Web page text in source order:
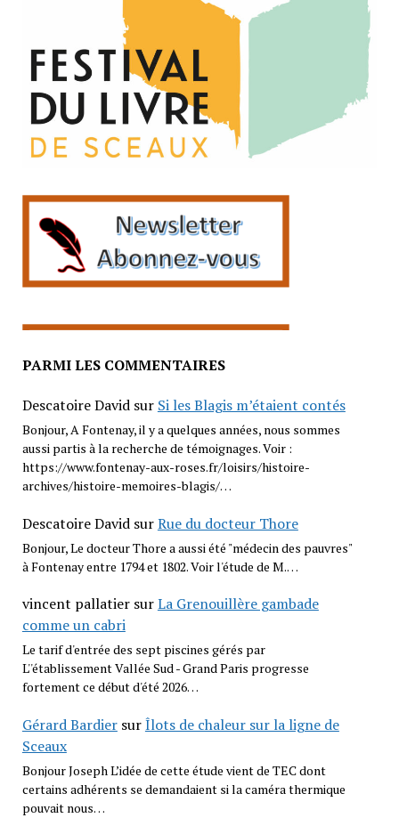
PARMI LES COMMENTAIRES
Descatoire Davidsur Si les Blagis m’étaient contés
Bonjour, A Fontenay, il y a quelques années, nous sommes
aussi partis à la recherche de témoignages. Voir :
https://www.fontenay-aux-roses.fr/loisirs/histoire-
archives/histoire-memoires-blagis/…
Descatoire DavidsurRue du docteur Thore
Bonjour, Le docteur Thore a aussi été "médecin des pauvres"
à Fontenay entre 1794 et 1802. Voir l'étude de M.…
vincent pallatiersurLa Grenouillère gambade
comme un cabri
Le tarif d'entrée des sept piscines gérés par
L''établissement Vallée Sud - Grand Paris progresse
fortement ce début d'été 2026…
Gérard BardiersurÎlots de chaleur sur la ligne de
Sceaux
Bonjour Joseph L’idée de cette étude vient de TEC dont
certains adhérents se demandaient si la caméra thermique
pouvait nous…